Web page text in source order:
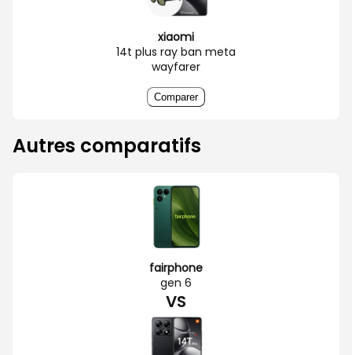
xiaomi
14t plus ray ban meta
wayfarer
Comparer
Autres comparatifs
fairphone
gen 6
VS